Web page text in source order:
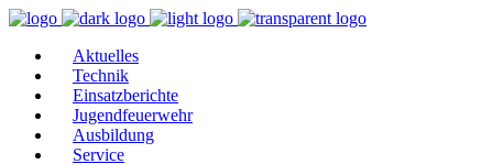
Aktuelles
Technik
Einsatzberichte
Jugendfeuerwehr
Ausbildung
Service